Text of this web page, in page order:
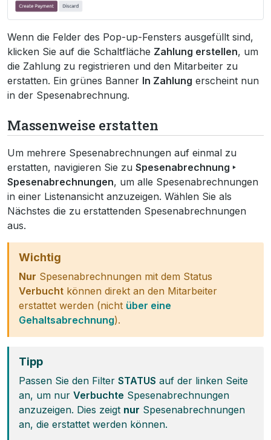
Wenn die Felder des Pop-up-Fensters ausgefüllt sind,
klicken Sie auf die Schaltfläche Zahlung erstellen, um
die Zahlung zu registrieren und den Mitarbeiter zu
erstatten. Ein grünes Banner In Zahlung erscheint nun
in der Spesenabrechnung.
Massenweise erstatten
Um mehrere Spesenabrechnungen auf einmal zu
erstatten, navigieren Sie zu Spesenabrechnung ‣
Spesenabrechnungen, um alle Spesenabrechnungen
in einer Listenansicht anzuzeigen. Wählen Sie als
Nächstes die zu erstattenden Spesenabrechnungen
aus.
Wichtig
Nur Spesenabrechnungen mit dem Status
Verbucht können direkt an den Mitarbeiter
erstattet werden (nicht über eine
Gehaltsabrechnung).
Tipp
Passen Sie den Filter STATUS auf der linken Seite
an, um nur Verbuchte Spesenabrechnungen
anzuzeigen. Dies zeigt nur Spesenabrechnungen
an, die erstattet werden können.